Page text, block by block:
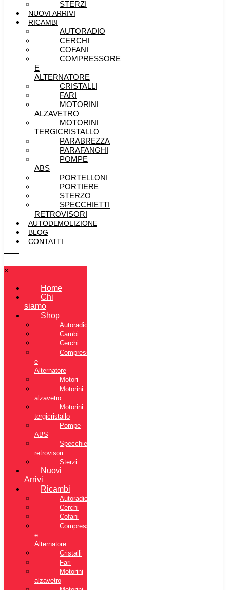
STERZI
NUOVI ARRIVI
RICAMBI
AUTORADIO
CERCHI
COFANI
COMPRESSORE
E
ALTERNATORE
CRISTALLI
FARI
MOTORINI
ALZAVETRO
MOTORINI
TERGICRISTALLO
PARABREZZA
PARAFANGHI
POMPE
ABS
PORTELLONI
PORTIERE
STERZO
SPECCHIETTI
RETROVISORI
AUTODEMOLIZIONE
BLOG
CONTATTI
×
Home
Chi
siamo
Shop
Autoradio
Cambi
Cerchi
Compressore
e
Alternatore
Motori
Motorini
alzavetro
Motorini
tergicristallo
Pompe
ABS
Specchietti
retrovisori
Sterzi
Nuovi
Arrivi
Ricambi
Autoradio
Cerchi
Cofani
Compressore
e
Alternatore
Cristalli
Fari
Motorini
alzavetro